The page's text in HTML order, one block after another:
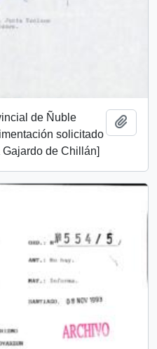
de Ñuble
solicitado
de Chillán]